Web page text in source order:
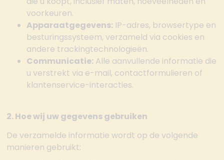
voorkeuren.
Apparaatgegevens: IP-adres, browsertype en
besturingssysteem, verzameld via cookies en
andere trackingtechnologieën.
Communicatie: Alle aanvullende informatie die
u verstrekt via e-mail, contactformulieren of
klantenservice-interacties.
2. Hoe wij uw gegevens gebruiken
De verzamelde informatie wordt op de volgende
manieren gebruikt: